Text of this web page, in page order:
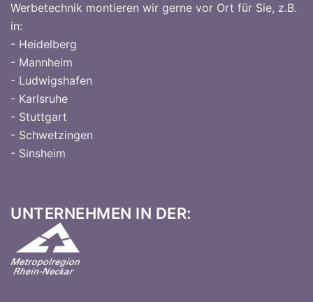
Werbetechnik montieren wir gerne vor Ort für Sie, z.B.
in:
- Heidelberg
- Mannheim
- Ludwigshafen
- Karlsruhe
- Stuttgart
- Schwetzingen
- Sinsheim
UNTERNEHMEN IN DER: